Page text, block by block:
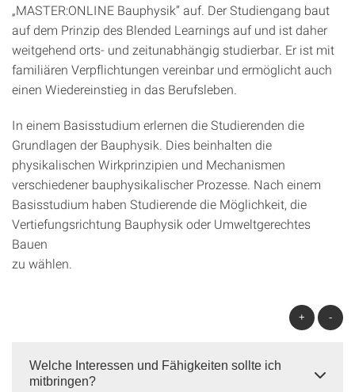
„MASTER:ONLINE Bauphysik“ auf. Der Studiengang baut
auf dem Prinzip des Blended Learnings auf und ist daher
weitgehend orts- und zeitunabhängig studierbar. Er ist mit
familiären Verpflichtungen vereinbar und ermöglicht auch
einen Wiedereinstieg in das Berufsleben.
In einem Basisstudium erlernen die Studierenden die
Grundlagen der Bauphysik. Dies beinhalten die
physikalischen Wirkprinzipien und Mechanismen
verschiedener bauphysikalischer Prozesse. Nach einem
Basisstudium haben Studierende die Möglichkeit, die
Vertiefungsrichtung Bauphysik oder Umweltgerechtes
Bauen
zu wählen.
+ -
Welche Interessen und Fähigkeiten sollte ich
mitbringen?